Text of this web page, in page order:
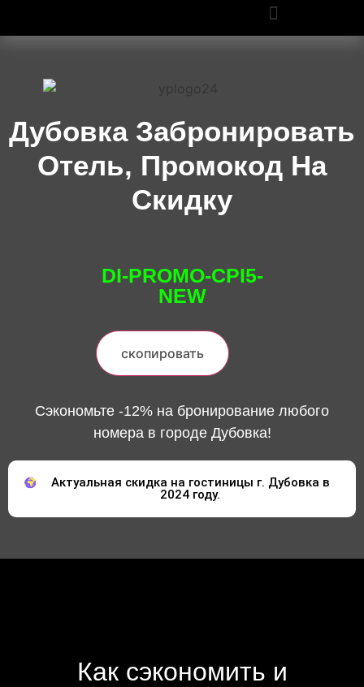
Дубовка Забронировать
Отель, Промокод На
Скидку
DI-PROMO-CPI5-
NEW
скопировать
Сэкономьте -12% на бронирование любого
номера в городе Дубовка!
Актуальная скидка на гостиницы г. Дубовка в
2024 году.
Как сэкономить и